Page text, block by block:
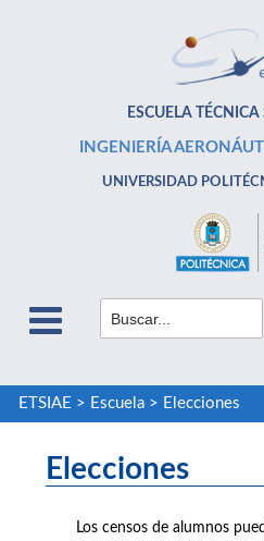
ESCUELA
INGENIERÍA
UNIVERSIDAD
ETSIAE > Escuela> Elecciones
Elecciones
Los censos de alumnos